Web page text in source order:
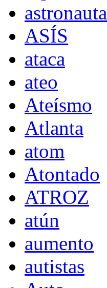
astronauta
ASÍS
ataca
ateo
Ateísmo
Atlanta
atom
Atontado
ATROZ
atún
aumento
autistas